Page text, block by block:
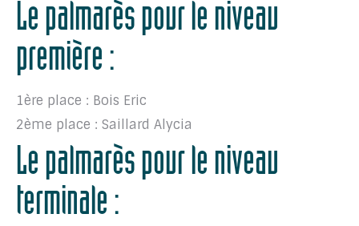
Le palmarès pour le niveau
première :
1ère place : Bois Eric
2ème place : Saillard Alycia
Le palmarès pour le niveau
terminale :